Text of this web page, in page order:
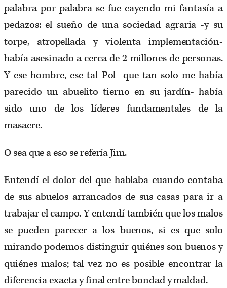
palabra por palabra se fue cayendo mi fantasía a
pedazos: el sueño de una sociedad agraria -y su
torpe, atropellada y violenta implementación-
había asesinado a cerca de 2 millones de personas.
Y ese hombre, ese tal Pol -que tan solo me había
parecido un abuelito tierno en su jardín- había
sido uno de los líderes fundamentales de la
masacre.
O sea que a eso se refería Jim.
Entendí el dolor del que hablaba cuando contaba
de sus abuelos arrancados de sus casas para ir a
trabajar el campo. Y entendí también que los malos
se pueden parecer a los buenos, si es que solo
mirando podemos distinguir quiénes son buenos y
quiénes malos; tal vez no es posible encontrar la
diferencia exacta y final entre bondad y maldad.